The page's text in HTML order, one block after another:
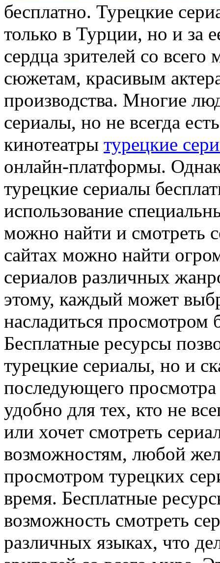
бесплатно. Турецкие
только в Турции, но и за
сердца зрителей со
сюжетам, красивым
производства. Многие
сериалы, но не всегда
кинотеатры турецкие
онлайн-платформы.
турецкие сериалы
использование
можно найти и смотреть
сайтах можно найти
сериалов различных
этому, каждый может
насладиться просмотром
Бесплатные ресурсы
турецкие сериалы, но и
последующего
удобно для тех, кто не
или хочет смотреть
возможностям, любой
просмотром турецких
время. Бесплатные
возможность смотреть
различных языках, что